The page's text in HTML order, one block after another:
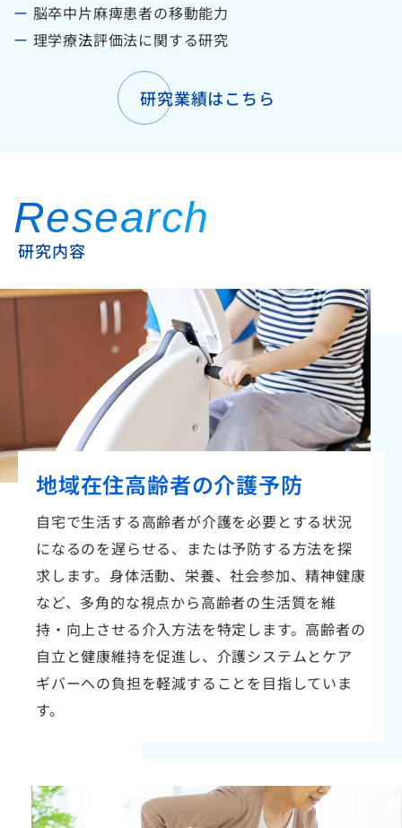
ー 脳卒中片麻痺患者の移動能力
ー 理学療法評価法に関する研究
研究業績はこちら
Research
研究内容
地域在住高齢者の介護予防
自宅で生活する高齢者が介護を必要とする状況
になるのを遅らせる、または予防する方法を探
求します。身体活動、栄養、社会参加、精神健康
など、多角的な視点から高齢者の生活質を維
持・向上させる介入方法を特定します。高齢者の
自立と健康維持を促進し、介護システムとケア
ギバーへの負担を軽減することを目指していま
す。